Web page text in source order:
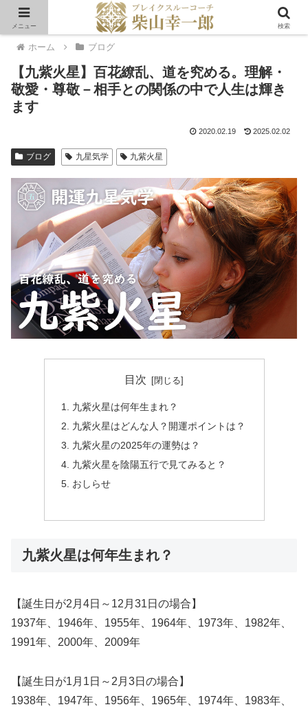
ホーム ブログ
【九紫火星】百花繚乱、道を究める。理解・
敬愛・尊敬－相手との関係の中で人生は輝き
ます
2020.02.19 2025.02.02
ブログ 九星気学 九紫火星
目次
九紫火星は何年生まれ？
九紫火星はどんな人？開運ポイントは？
九紫火星の2025年の運勢は？
九紫火星を陰陽五行で見てみると？
おしらせ
九紫火星は何年生まれ？
【誕生日が2月4日～12月31日の場合】
1937年、1946年、1955年、1964年、1973年、1982年、
1991年、2000年、2009年
【誕生日が1月1日～2月3日の場合】
1938年、1947年、1956年、1965年、1974年、1983年、
メニュー 検索